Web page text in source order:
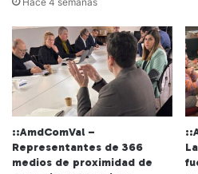
::AmdComVal –
Representantes de 366
medios de proximidad de